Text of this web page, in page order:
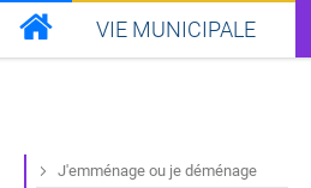
VIE MUNICIPALE
J'emménage ou je déménage